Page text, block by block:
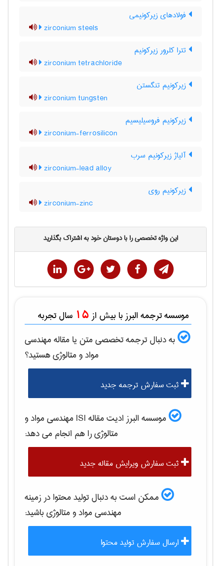
فولادهای زیرکونیمی
zirconium steels
تترا کلرور زیرکونیم
zirconium tetrachloride
زیرکونیم تنگستن
zirconium tungsten
زیرکونیم فروسیلیسیم
zirconium-ferrosilicon
آلیاژ زیرکونیم سرب
zirconium-lead alloy
زیرکونیم روی
zirconium-zinc
این واژه تخصصی را با دوستان خود به اشتراک بگذارید
موسسه ترجمه البرز با بیش از 15 سال تجربه
به دنبال ترجمه تخصصی متن یا مقالهمهندسی
مواد و متالوژیهستید؟
ثبت سفارش ترجمه جدید
موسسه البرز ادیت مقاله ISI
مهندسی مواد و
متالوژیرا هم انجام می دهد:
ثبت سفارش ویرایش مقاله جدید
ممکن است به دنبال تولید محتوا در زمینه
مهندسی مواد و متالوژیباشید:
ارسال سفارش تولید محتوا